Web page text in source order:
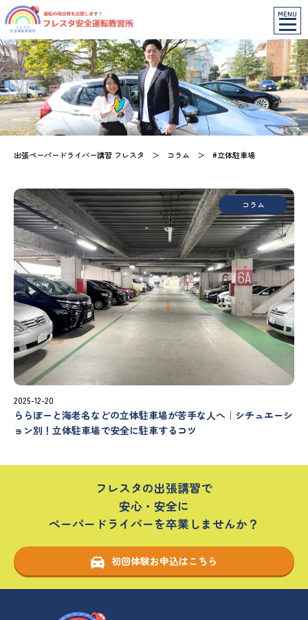
MENU
出張ペーパードライバー講習 フレスタ ＞ コラム ＞ #立体駐車場
コラム
2025-12-20
ららぽーと海老名などの立体駐車場が苦手な人へ｜シチュエーシ
ョン別！立体駐車場で安全に駐車するコツ
フレスタの出張講習で
安心・安全に
ペーパードライバーを卒業しませんか？
初回体験お申込はこちら